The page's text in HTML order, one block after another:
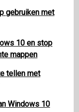
gebruiken met
10 en stop
mappen
tellen met
Windows 10